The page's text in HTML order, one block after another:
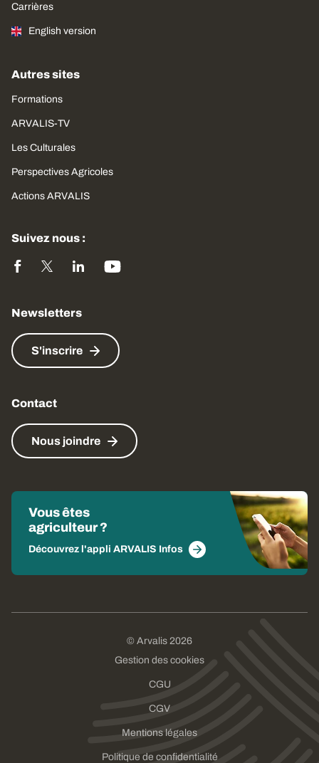
Carrières
English version
Autres sites
Formations
ARVALIS-TV
Les Culturales
Perspectives Agricoles
Actions ARVALIS
Suivez nous :
Newsletters
S'inscrire
Contact
Nous joindre
Vous êtes
agriculteur ?
Découvrez l'appli ARVALIS Infos
© Arvalis 2026
Gestion des cookies
CGU
CGV
Mentions légales
Politique de confidentialité